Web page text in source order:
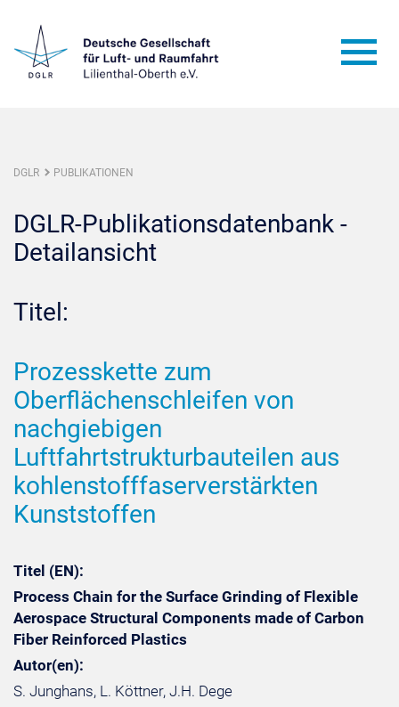
DGLR PUBLIKATIONEN
DGLR-Publikationsdatenbank -
Detailansicht
Titel:
Prozesskette zum
Oberflächenschleifen von
nachgiebigen
Luftfahrtstrukturbauteilen aus
kohlenstofffaserverstärkten
Kunststoffen
Titel (EN):
Process Chain for the Surface Grinding of Flexible
Aerospace Structural Components made of Carbon
Fiber Reinforced Plastics
Autor(en):
S. Junghans, L. Köttner, J.H. Dege